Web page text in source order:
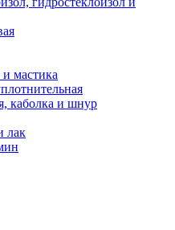
мастика
каболка и шнур
лак